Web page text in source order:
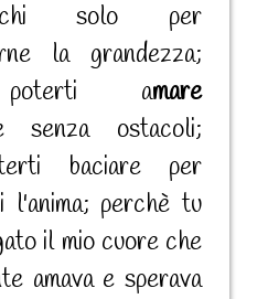
solo per
la grandezza;
amare
senza ostacoli;
baciare per
l'anima; perchè tu
il mio cuore che
amava e sperava